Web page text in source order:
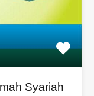
Syariah